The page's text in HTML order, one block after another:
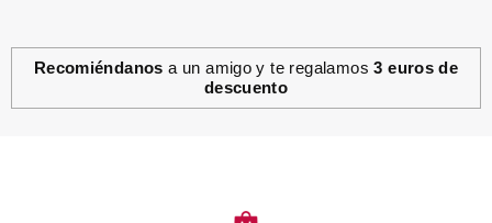
Recomiéndanos a un amigo y te regalamos3 euros de
descuento